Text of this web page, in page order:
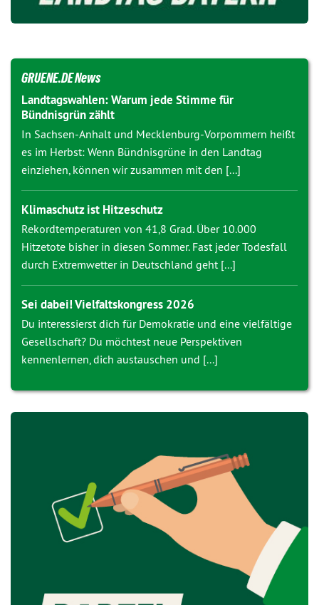
GRUENE.DE News
Landtagswahlen: Warum jede Stimme für
Bündnisgrün zählt
In Sachsen-Anhalt und Mecklenburg-Vorpommern heißt
es im Herbst: Wenn Bündnisgrüne in den Landtag
einziehen, können wir zusammen mit den [...]
Klimaschutz ist Hitzeschutz
Rekordtemperaturen von 41,8 Grad. Über 10.000
Hitzetote bisher in diesen Sommer. Fast jeder Todesfall
durch Extremwetter in Deutschland geht [...]
Sei dabei! Vielfaltskongress 2026
Du interessierst dich für Demokratie und eine vielfältige
Gesellschaft? Du möchtest neue Perspektiven
kennenlernen, dich austauschen und [...]